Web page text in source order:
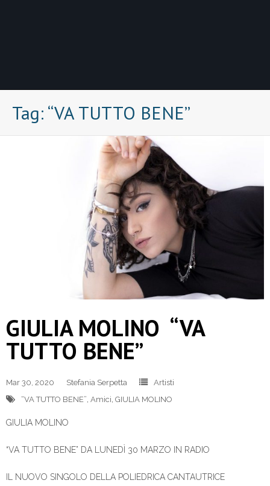
Tag: “VA TUTTO BENE”
GIULIA MOLINO “VA
TUTTO BENE”
Mar 30, 2020 Stefania Serpetta
Artisti
“VA TUTTO BENE”, Amici, GIULIA MOLINO
GIULIA MOLINO
“VA TUTTO BENE” DA LUNEDÌ 30 MARZO IN RADIO
IL NUOVO SINGOLO DELLA POLIEDRICA CANTAUTRICE